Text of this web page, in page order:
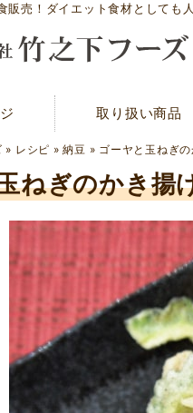
販売！ダイエット食材としても
取り扱い商品
» レシピ »納豆 » ゴーヤと玉ねぎ
ねぎのかき揚